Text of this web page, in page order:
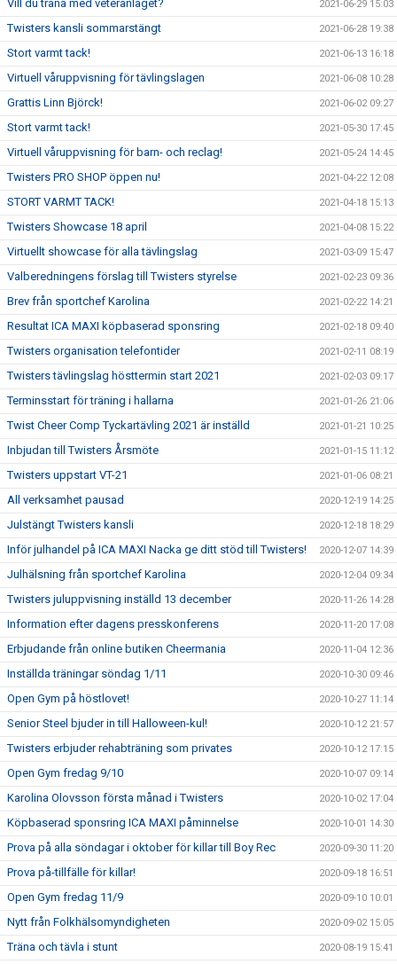
Vill du träna med veteranlaget? 2021-06-29 15:03
Twisters kansli sommarstängt 2021-06-28 19:38
Stort varmt tack! 2021-06-13 16:18
Virtuell våruppvisning för tävlingslagen 2021-06-08 10:28
Grattis Linn Björck! 2021-06-02 09:27
Stort varmt tack! 2021-05-30 17:45
Virtuell våruppvisning för barn- och reclag! 2021-05-24 14:45
Twisters PRO SHOP öppen nu! 2021-04-22 12:08
STORT VARMT TACK! 2021-04-18 15:13
Twisters Showcase 18 april 2021-04-08 15:22
Virtuellt showcase för alla tävlingslag 2021-03-09 15:47
Valberedningens förslag till Twisters styrelse 2021-02-23 09:36
Brev från sportchef Karolina 2021-02-22 14:21
Resultat ICA MAXI köpbaserad sponsring 2021-02-18 09:40
Twisters organisation telefontider 2021-02-11 08:19
Twisters tävlingslag hösttermin start 2021 2021-02-03 09:17
Terminsstart för träning i hallarna 2021-01-26 21:06
Twist Cheer Comp Tyckartävling 2021 är inställd 2021-01-21 10:25
Inbjudan till Twisters Årsmöte 2021-01-15 11:12
Twisters uppstart VT-21 2021-01-06 08:21
All verksamhet pausad 2020-12-19 14:25
Julstängt Twisters kansli 2020-12-18 18:29
Inför julhandel på ICA MAXI Nacka ge ditt stöd till Twisters! 2020-12-07 14:39
Julhälsning från sportchef Karolina 2020-12-04 09:34
Twisters juluppvisning inställd 13 december 2020-11-26 14:28
Information efter dagens presskonferens 2020-11-20 17:08
Erbjudande från online butiken Cheermania 2020-11-04 12:36
Inställda träningar söndag 1/11 2020-10-30 09:46
Open Gym på höstlovet! 2020-10-27 11:14
Senior Steel bjuder in till Halloween-kul! 2020-10-12 21:57
Twisters erbjuder rehabträning som privates 2020-10-12 17:15
Open Gym fredag 9/10 2020-10-07 09:14
Karolina Olovsson första månad i Twisters 2020-10-02 17:04
Köpbaserad sponsring ICA MAXI påminnelse 2020-10-01 14:30
Prova på alla söndagar i oktober för killar till Boy Rec 2020-09-30 11:20
Prova på-tillfälle för killar! 2020-09-18 16:51
Open Gym fredag 11/9 2020-09-10 10:01
Nytt från Folkhälsomyndigheten 2020-09-02 15:05
Träna och tävla i stunt 2020-08-19 15:41